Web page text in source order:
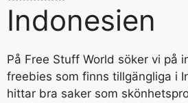
Indonesien
På Free Stuff World söker vi på
freebies som finns tillgängliga i
hittar bra saker som